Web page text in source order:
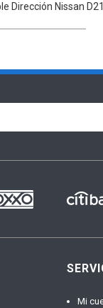
Dirección Nissan
Mi